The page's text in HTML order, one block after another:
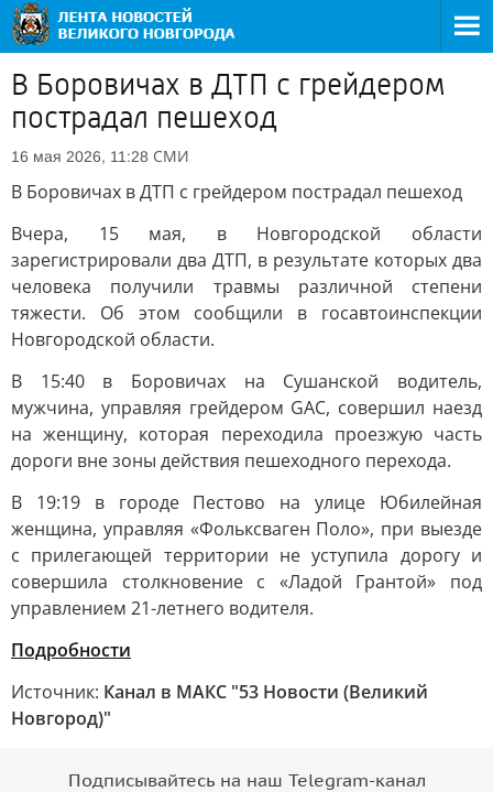
В Боровичах в ДТП с грейдером
пострадал пешеход
16 мая 2026, 11:28 СМИ
В Боровичах в ДТП с грейдером пострадал пешеход
Вчера, 15 мая, в Новгородской области
зарегистрировали два ДТП, в результате которых два
человека получили травмы различной степени
тяжести. Об этом сообщили в госавтоинспекции
Новгородской области.
В 15:40 в Боровичах на Сушанской водитель,
мужчина, управляя грейдером GAC, совершил наезд
на женщину, которая переходила проезжую часть
дороги вне зоны действия пешеходного перехода.
В 19:19 в городе Пестово на улице Юбилейная
женщина, управляя «Фольксваген Поло», при выезде
с прилегающей территории не уступила дорогу и
совершила столкновение с «Ладой Грантой» под
управлением 21-летнего водителя.
Подробности
Источник: Канал в МАКС "53 Новости (Великий
Новгород)"
Подписывайтесь на наш Telegram-канал